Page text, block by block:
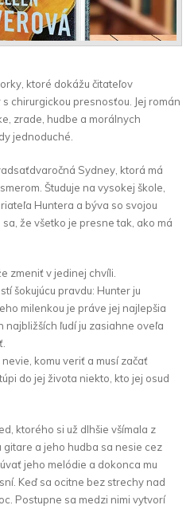
ktoré dokážu čitateľov
chirurgickou presnosťou. Jej román
zrade, hudbe a morálnych
jednoduché.
Sydney, ktorá má
Študuje na vysokej škole,
Huntera a býva so svojou
že všetko je presne tak, ako má
zmeniť v jedinej chvíli.
šokujúcu pravdu: Hunter ju
milenkou je práve jej najlepšia
najbližších ľudí ju zasiahne oveľa
komu veriť a musí začať
do jej života niekto, kto jej osud
ktorého si už dlhšie všímala z
a jeho hudba sa nesie cez
jeho melódie a dokonca mu
Keď sa ocitne bez strechy nad
Postupne sa medzi nimi vytvorí